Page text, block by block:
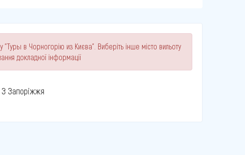
в Чорногорію из Києва". Виберіть інше місто вильоту
докладної інформації
З Запоріжжя